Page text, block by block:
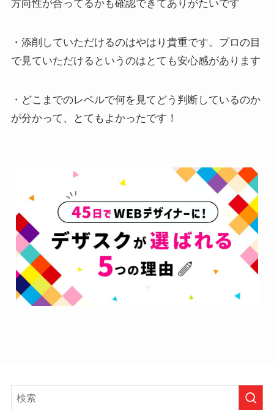
方向性が合ってるかも確認できてありがたいです
・添削していただけるのはやはり貴重です。プロの目
で見ていただけるというのはとても安心感があります
・どこまでのレベルで何を見てどう判断しているのか
が分かって、とてもよかったです！